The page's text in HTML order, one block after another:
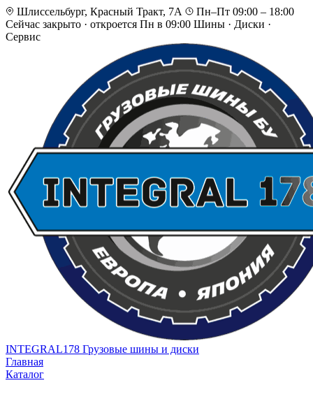
Шлиссельбург, Красный Тракт, 7А
Пн–Пт 09:00 – 18:00
Сейчас закрыто · откроется Пн в 09:00 Шины · Диски ·
Сервис
INTEGRAL178 Грузовые шины и диски
Главная
Каталог